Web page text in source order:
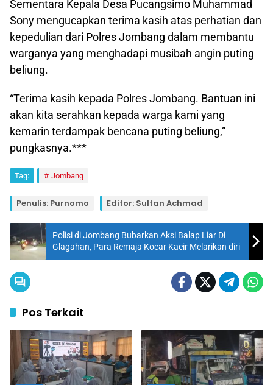
Sementara Kepala Desa Pucangsimo Muhammad
Sony mengucapkan terima kasih atas perhatian dan
kepedulian dari Polres Jombang dalam membantu
warganya yang menghadapi musibah angin puting
beliung.
“Terima kasih kepada Polres Jombang. Bantuan ini
akan kita serahkan kepada warga kami yang
kemarin terdampak bencana puting beliung,”
pungkasnya.***
Tag: Jombang
Penulis: Purnomo Editor: Sultan Achmad
Polisi di Jombang Bubarkan Aksi Balap Liar Di
Glagahan, Para Remaja Kocar Kacir Melarikan diri
Pos Terkait